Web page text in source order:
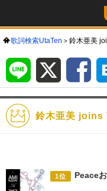
歌詞検索UtaTen 鈴木亜美
LINE
鈴木亜美 joins
1位 Peace